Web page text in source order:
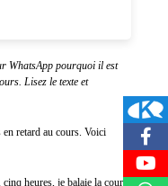
WhatsApp pourquoi il est
Lisez le texte et
retard au cours. Voici
heures, je balaie la cour